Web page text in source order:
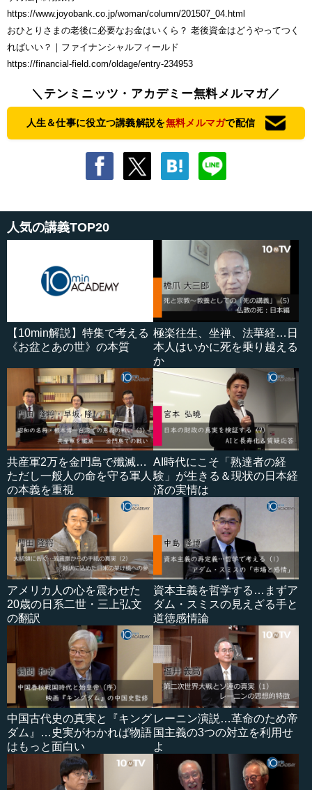
https://www.joyobank.co.jp/woman/column/201507_04.html
おひとりさまの老後に必要なお金はいくら？ 老後資金はどうやってつく
ればいい？｜ファイナンシャルフィールド
https://financial-field.com/oldage/entry-234953
＼テンミニッツ・アカデミー無料メルマガ／
人生＆仕事に役立つ講義解説を無料メルマガで配信
人気の講義TOP20
【10min解説】特集で考える
《お盆とあの世》の本質
極楽往生、坐禅、法華経…日
本人はいかに死を乗り越える
か
共産軍2万を金門島で殲滅…
ただし一般人の命を守る軍人
の本義を重視
AI時代にこそ「熟達者の経
験」が生きる＆現状の日本経
済の実情は
アメリカ人の心を震わせた
20歳の日系二世・三上弘文
の翻訳
資本主義を哲学する…まずア
ダム・スミスの見えざる手と
道徳感情論
中国古代史の真実と『キング
ダム』…史実がわかれば物語
はもっと面白い
レーニン演説…革命のため帝
国主義の3つの対立を利用せ
よ